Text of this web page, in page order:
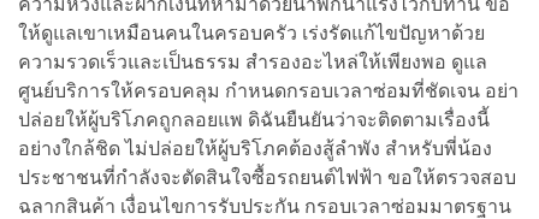
ให้ดูแลเขาเหมือนคนในครอบครัว เร่งรัดแก้ไขปัญหาด้วย
ความรวดเร็วและเป็นธรรม สำรองอะไหล่ให้เพียงพอ ดูแล
ศูนย์บริการให้ครอบคลุม กำหนดกรอบเวลาซ่อมที่ชัดเจน อย่า
ปล่อยให้ผู้บริโภคถูกลอยแพ ดิฉันยืนยันว่าจะติดตามเรื่องนี้
อย่างใกล้ชิด ไม่ปล่อยให้ผู้บริโภคต้องสู้ลำพัง สำหรับพี่น้อง
ประชาชนที่กำลังจะตัดสินใจซื้อรถยนต์ไฟฟ้า ขอให้ตรวจสอบ
ฉลากสินค้า เงื่อนไขการรับประกัน กรอบเวลาซ่อมมาตรฐาน